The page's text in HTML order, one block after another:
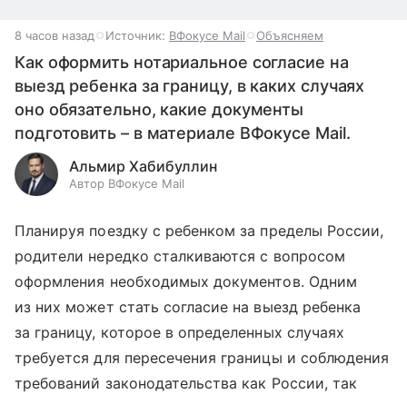
8 часов назад Источник: ВФокусе Mail Объясняем
Как оформить нотариальное согласие на
выезд ребенка за границу, в каких случаях
оно обязательно, какие документы
подготовить – в материале ВФокусе Mail.
Альмир Хабибуллин
Автор ВФокусе Mail
Планируя поездку с ребенком за пределы России,
родители нередко сталкиваются с вопросом
оформления необходимых документов. Одним
из них может стать согласие на выезд ребенка
за границу, которое в определенных случаях
требуется для пересечения границы и соблюдения
требований законодательства как России, так